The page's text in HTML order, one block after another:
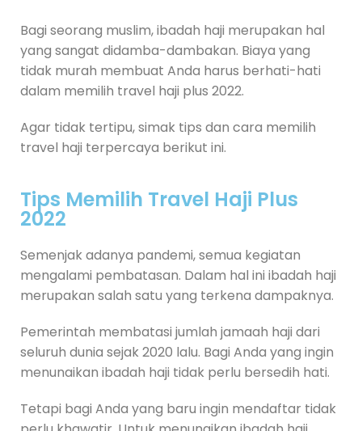
Bagi seorang muslim, ibadah haji merupakan hal
yang sangat didamba-dambakan. Biaya yang
tidak murah membuat Anda harus berhati-hati
dalam memilih travel haji plus 2022.
Agar tidak tertipu, simak tips dan cara memilih
travel haji terpercaya berikut ini.
Tips Memilih Travel Haji Plus
2022
Semenjak adanya pandemi, semua kegiatan
mengalami pembatasan. Dalam hal ini ibadah haji
merupakan salah satu yang terkena dampaknya.
Pemerintah membatasi jumlah jamaah haji dari
seluruh dunia sejak 2020 lalu. Bagi Anda yang ingin
menunaikan ibadah haji tidak perlu bersedih hati.
Tetapi bagi Anda yang baru ingin mendaftar tidak